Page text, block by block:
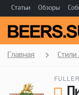
Статьи Обзоры
Главная Стили